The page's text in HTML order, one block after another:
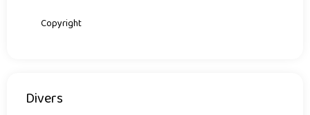
Copyright
Divers